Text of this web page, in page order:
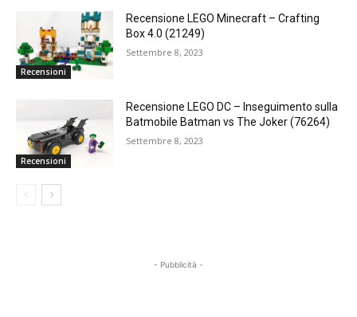
Recensioni
Recensione LEGO Minecraft – Crafting
Box 4.0 (21249)
Settembre 8, 2023
Recensioni
Recensione LEGO DC – Inseguimento sulla
Batmobile Batman vs The Joker (76264)
Settembre 8, 2023
- Pubblicità -